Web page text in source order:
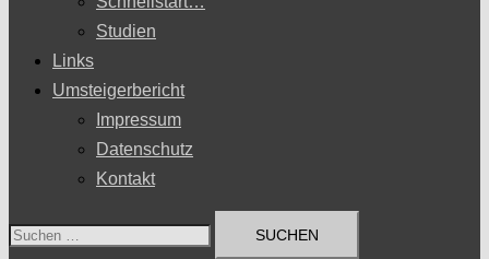
Studien
Links
Umsteigerbericht
Impressum
Datenschutz
Kontakt
Suchen